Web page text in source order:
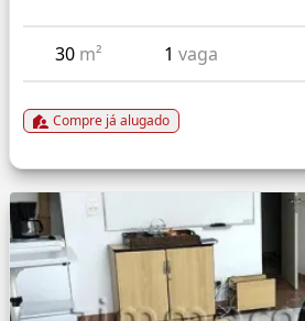
30 m² 1 vaga
Compre já alugado